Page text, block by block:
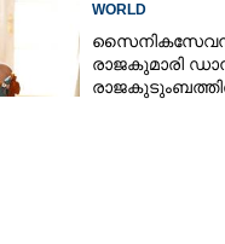
WORLD
രാജകുമാരി